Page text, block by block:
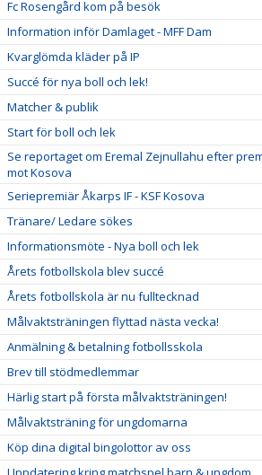
Fc Rosengård kom på besök
Information inför Damlaget - MFF Dam
Kvarglömda kläder på IP
Succé för nya boll och lek!
Matcher & publik
Start för boll och lek
Se reportaget om Eremal Zejnullahu efter
mot Kosova
Seriepremiär Åkarps IF - KSF Kosova
Tränare/ Ledare sökes
Informationsmöte - Nya boll och lek
Årets fotbollskola blev succé
Årets fotbollskola är nu fulltecknad
Målvaktsträningen flyttad nästa vecka!
Anmälning & betalning fotbollsskola
Brev till stödmedlemmar
Härlig start på första målvaktsträningen!
Målvaktsträning för ungdomarna
Köp dina digital bingolottor av oss